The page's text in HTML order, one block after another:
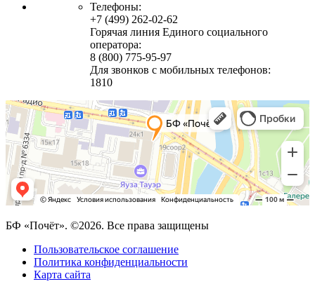
Телефоны:
+7 (499) 262-02-62
Горячая линия Единого социального
оператора:
8 (800) 775-95-97
Для звонков с мобильных телефонов:
1810
БФ «Почёт». ©2026. Все права защищены
Пользовательское соглашение
Политика конфиденциальности
Карта сайта